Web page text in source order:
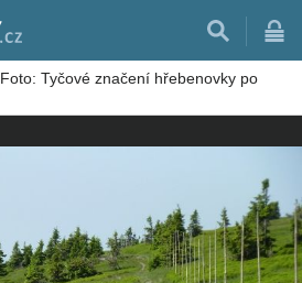
Foto: Tyčové značení hřebenovky po